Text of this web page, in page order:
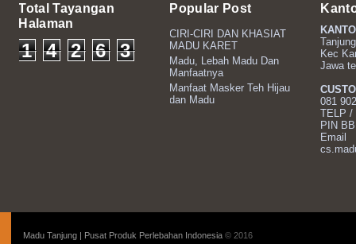
Total Tayangan
Halaman
1 4 2 6
3
Popular Post
CIRI-CIRI DAN KHASIAT
MADU KARET
Madu, Lebah Madu Dan
Manfaatnya
Manfaat Masker Teh Hijau
dan Madu
Kec
Jawa
081
TELP /
PIN
Email
Madu Tanjung | Pusat Produk Perlebahan Indonesia © 2016